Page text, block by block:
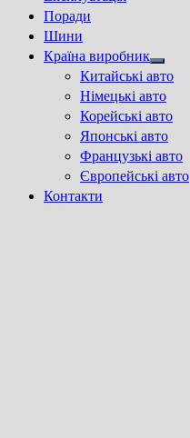
Поради
Шини
Країна виробник
Show
sub
menu
Китайські авто
Німецькі авто
Корейські авто
Японські авто
Французькі авто
Європейські авто
Контакти